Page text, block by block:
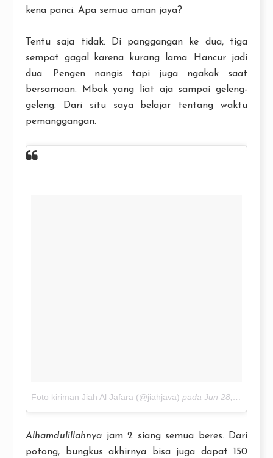
kena panci. Apa semua aman jaya?
Tentu saja tidak. Di panggangan ke dua, tiga
sempat gagal karena kurang lama. Hancur jadi
dua. Pengen nangis tapi juga ngakak saat
bersamaan. Mbak yang liat aja sampai geleng-
geleng. Dari situ saya belajar tentang waktu
pemanggangan.
Foto kiriman Jiah Al Jafara (@jiahjava) pada Jun 28, 2016 pada 4:52 PDT
Alhamdulillahnya jam 2 siang semua beres. Dari
potong, bungkus akhirnya bisa juga dapat 150